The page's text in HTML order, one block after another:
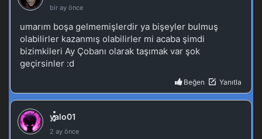
Tales of Herding Gods 58.Bölüm izle
Blm 58 - Kasım 23, 2025
Tales of Herding Gods 57.Bölüm izle
Tales of Herding Gods 56.Bölüm izle
Blm 56 - Kasım 10, 2025